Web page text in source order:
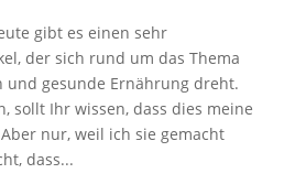
gibt es einen sehr
der sich rund um das Thema
und gesunde Ernährung dreht.
sollt Ihr wissen, dass dies meine
nur, weil ich sie gemacht
dass...